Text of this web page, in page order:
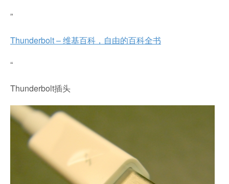
”
Thunderbolt – 维基百科，自由的百科全书
“
Thunderbolt插头